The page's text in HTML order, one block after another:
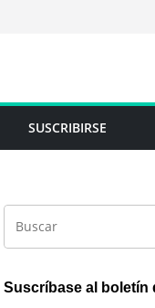
SUSCRIBIRSE
Suscríbase al boletín